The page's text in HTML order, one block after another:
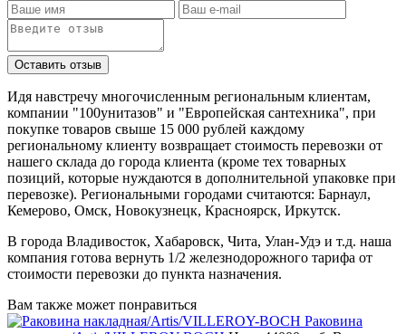
Идя навстречу многочисленным региональным клиентам,
компании "100унитазов" и "Европейская сантехника", при
покупке товаров свыше 15 000 рублей каждому
региональному клиенту возвращает стоимость перевозки от
нашего склада до города клиента (кроме тех товарных
позиций, которые нуждаются в дополнительной упаковке при
перевозке). Региональными городами считаются: Барнаул,
Кемерово, Омск, Новокузнецк, Красноярск, Иркутск.
В города Владивосток, Хабаровск, Чита, Улан-Удэ и т.д. наша
компания готова вернуть 1/2 железнодорожного тарифа от
стоимости перевозки до пункта назначения.
Вам также может понравиться
Раковина